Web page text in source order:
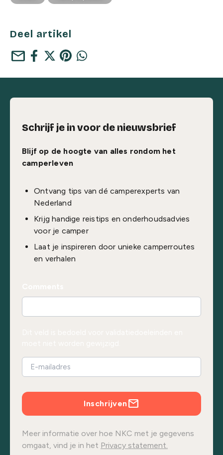
Deel artikel
mail
Schrijf je in voor de nieuwsbrief
Blijf op de hoogte van alles rondom het
camperleven
Ontvang tips van dé camperexperts van
Nederland
Krijg handige reistips en onderhoudsadvies
voor je camper
Laat je inspireren door unieke camperroutes
en verhalen
Inschrijven
Meer informatie over hoe NKC met je gegevens
omgaat, vind je in het Privacy statement.